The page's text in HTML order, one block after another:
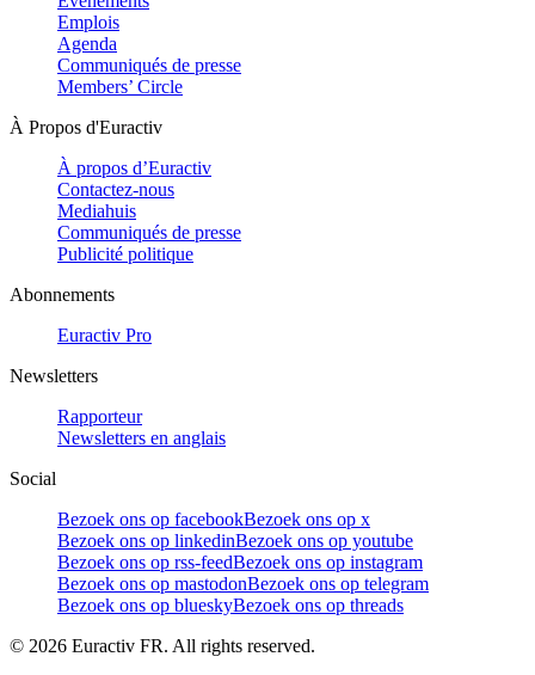
Emplois
Agenda
Communiqués de presse
Members’ Circle
À Propos d'Euractiv
À propos d’Euractiv
Contactez-nous
Mediahuis
Communiqués de presse
Publicité politique
Abonnements
Euractiv Pro
Newsletters
Rapporteur
Newsletters en anglais
Social
Bezoek ons op facebookBezoek ons op x
Bezoek ons op linkedinBezoek ons op youtube
Bezoek ons op rss-feedBezoek ons op instagram
Bezoek ons op mastodonBezoek ons op telegram
Bezoek ons op blueskyBezoek ons op threads
© 2026 Euractiv FR. All rights reserved.